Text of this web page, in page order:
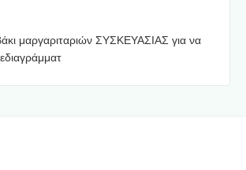
μαργαριταριών ΣΥΣΚΕΥΑΣΙΑΣ για να